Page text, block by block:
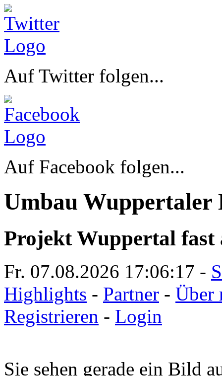
Auf Twitter folgen...
Auf Facebook folgen...
Umbau Wuppertaler
Projekt Wuppertal fast
Fr. 07.08.2026 17:06:17 -
Highlights - Partner - Über
Registrieren - Login
Sie sehen gerade ein Bild